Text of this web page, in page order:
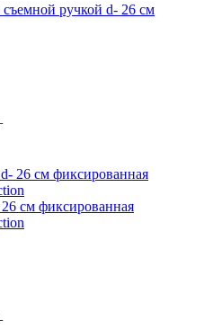
ручкой d- 26 см
см фиксированная